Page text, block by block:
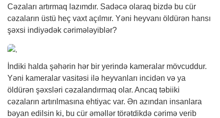
Cəzaları artırmaq lazımdır. Sadəcə olaraq bizdə bu cür
cəzaların üstü heç vaxt açılmır. Yəni heyvanı öldürən hansı
şəxsi indiyədək cərimələyiblər?
İndiki halda şəhərin hər bir yerində kameralar mövcuddur.
Yəni kameralar vasitəsi ilə heyvanları incidən və ya
öldürən şəxsləri cəzalandırmaq olar. Ancaq təbiiki
cəzaların artırılmasına ehtiyac var. Ən azından insanlara
bəyan edilsin ki, bu cür əməllər törətdikdə cərimə verib